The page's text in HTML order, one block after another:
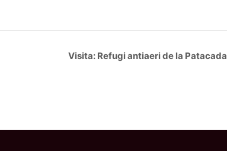
Visita: Refugi antiaeri de la Patacada